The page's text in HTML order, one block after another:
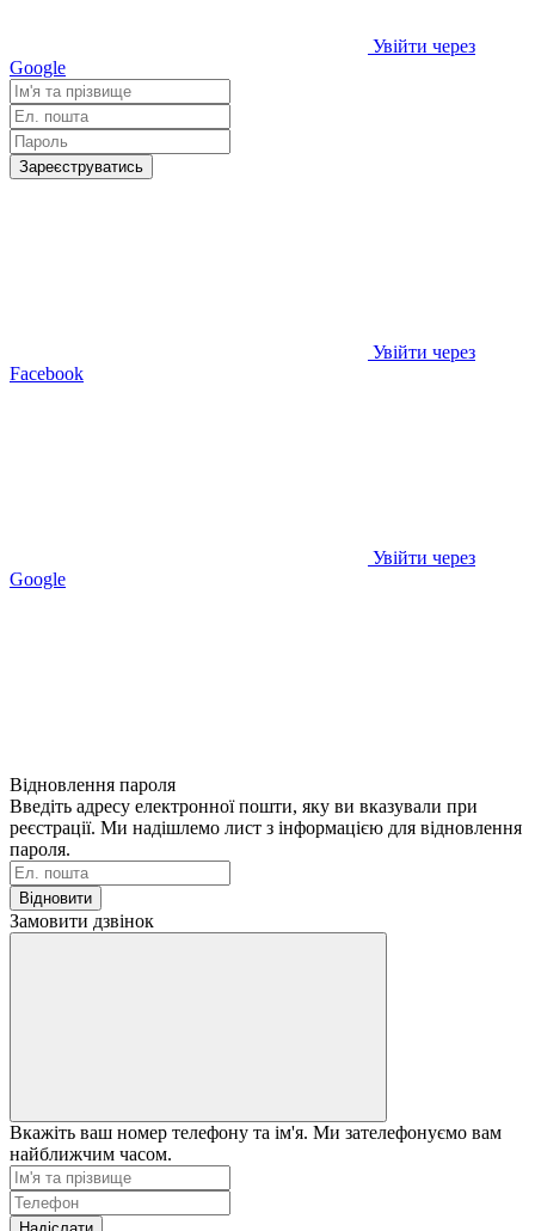
Увійти через
Google
Зареєструватись
Увійти через
Facebook
Увійти через
Google
Відновлення пароля
Введіть адресу електронної пошти, яку ви вказували при
реєстрації. Ми надішлемо лист з інформацією для відновлення
пароля.
Відновити
Замовити дзвінок
Вкажіть ваш номер телефону та ім'я. Ми зателефонуємо вам
найближчим часом.